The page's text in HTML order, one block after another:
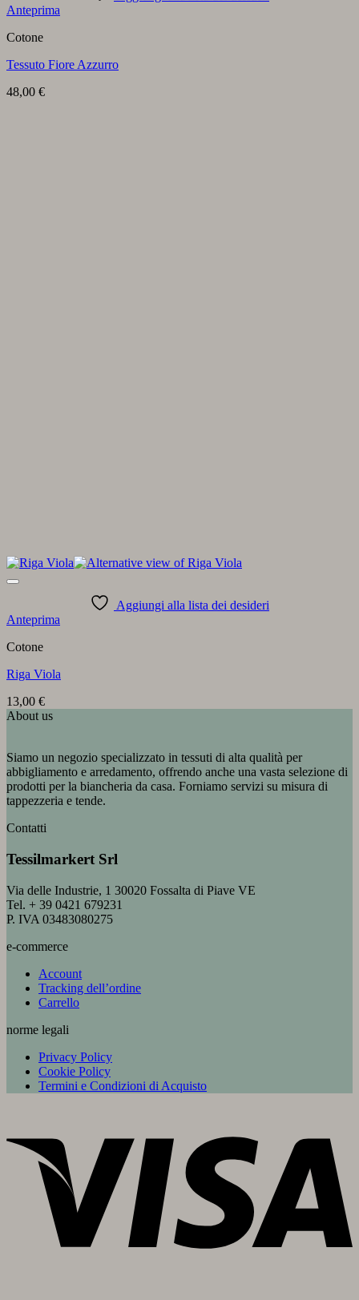
Anteprima
Cotone
Tessuto Fiore Azzurro
48,00 €
Aggiungi alla lista dei desideri
Anteprima
Cotone
Riga Viola
13,00 €
About us
Siamo un negozio specializzato in tessuti di alta qualità per
abbigliamento e arredamento, offrendo anche una vasta selezione di
prodotti per la biancheria da casa. Forniamo servizi su misura di
tappezzeria e tende.
Contatti
Tessilmarkert Srl
Via delle Industrie, 1 30020 Fossalta di Piave VE
Tel. + 39 0421 679231
P. IVA 03483080275
e-commerce
Account
Tracking dell’ordine
Carrello
norme legali
Privacy Policy
Cookie Policy
Termini e Condizioni di Acquisto